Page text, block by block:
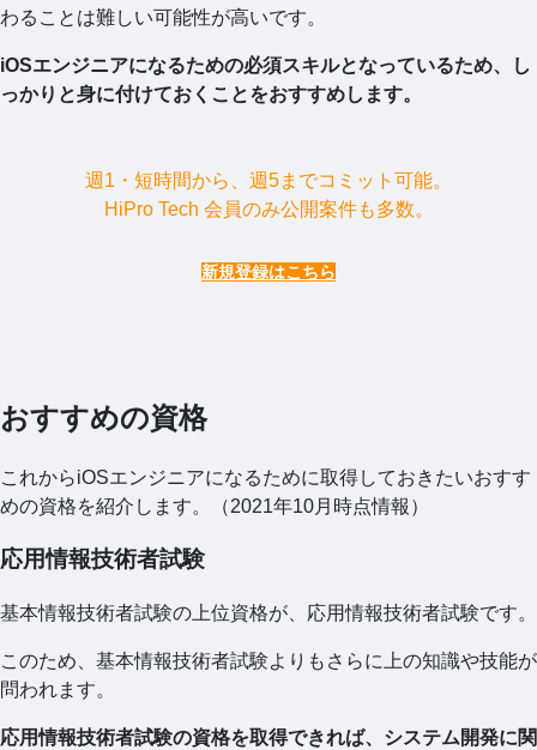
わることは難しい可能性が高いです。
iOSエンジニアになるための必須スキルとなっているため、し
っかりと身に付けておくことをおすすめします。
週1・短時間から、週5までコミット可能。
HiPro Tech 会員のみ公開案件も多数。
新規登録はこちら
おすすめの資格
これからiOSエンジニアになるために取得しておきたいおすす
めの資格を紹介します。（2021年10月時点情報）
応用情報技術者試験
基本情報技術者試験の上位資格が、応用情報技術者試験です。
このため、基本情報技術者試験よりもさらに上の知識や技能が
問われます。
応用情報技術者試験の資格を取得できれば、システム開発に関